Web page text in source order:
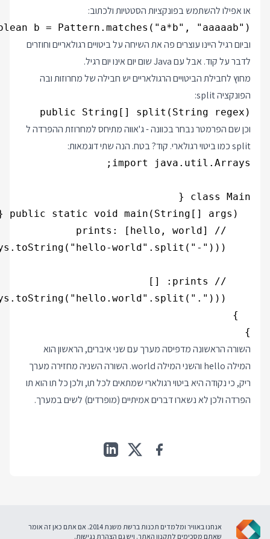
או אפילו להשתמש בפונקציות הסטטיות ולכתוב:
b = Pattern.matches("a*b", "aaaaab");
וביום רגיל היינו עוצרים פה את השיחה על ביטויים רגולאריים וחוזרים
לדבר על קוד. אבל עם Java שום יום אינו יום רגיל.
מחוץ לחבילת הביטויים הרגולאריים יש חבילה של מחרוזות ובה
הפונקציה split:
public String[] split(String regex)
וכן שם הפרמטר נבחר בכוונה - ג'אווה מתיחס למחרוזת ההפרדה ל
split כמו ביטוי רגולארי. קוד? בטח. הנה שתי דוגמאות:
}
השורה הראשונה מדפיסה מערך עם שני איברים, הראשון הוא
המילה hello והשני המילה world. השורה השניה מחזירה מערך
ריק, כי נקודה היא ביטוי רגולארי שמתאים לכל תו, ולכן כל תו הוא תו
הפרדה ולכן לא נשארו דברים אמיתיים (מופרדים) לשים במערך.
אנחנו באוויר ומלמדים תכנות ברשת משנת 2014. אם אתם כאן זה אומר
שאתם מסכימים לתקנון האתר. ויש גם הצהרת נגישות.